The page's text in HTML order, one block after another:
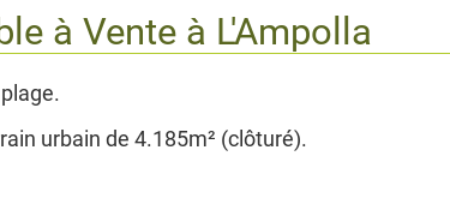
à Vente à L'Ampolla
urbain de 4.185m² (clôturé).